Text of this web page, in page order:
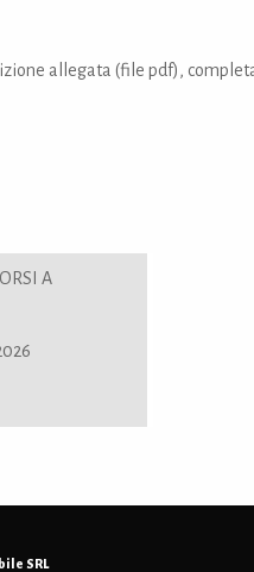
allegata (file pdf),
A
SRL